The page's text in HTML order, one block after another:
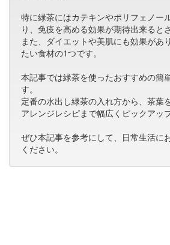
特に緑茶にはカテキンやポリフェノー
り、免疫を高める効果が期待出来ると
また、ダイエットや美肌にも効果があ
たい食材の1つです。
本記事では緑茶を使ったおすすめの簡
す。
定番の水出し緑茶の入れ方から、茶葉
アレンジレシピまで幅広くピックアップ
ぜひ本記事を参考にして、日常生活に
ください。